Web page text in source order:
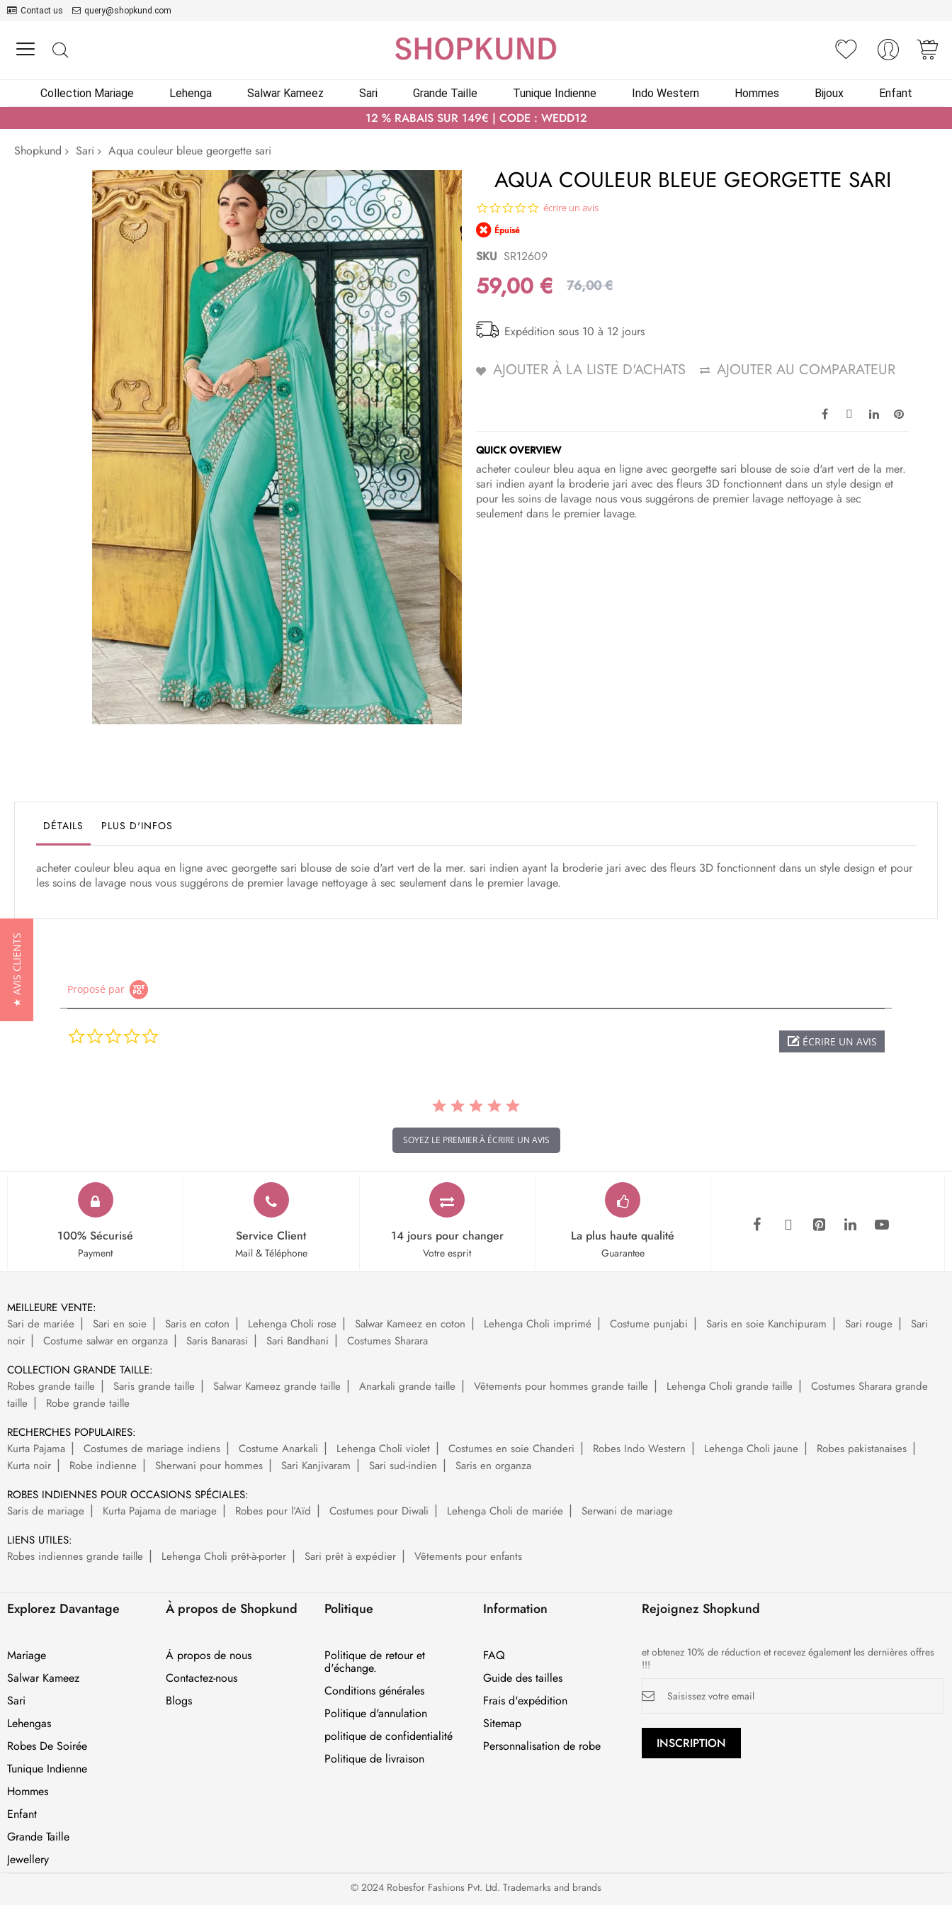
Contact us query@shopkund.com
Collection Mariage Lehenga Salwar Kameez Sari Grande Taille Tunique Indienne Indo Western Hommes Bijoux Enfant
12 % RABAIS SUR 149€ | CODE : WEDD12
Shopkund
Sari
Aqua couleur bleue georgette sari
la
Galerie
d’images
AQUA COULEUR BLEUE GEORGETTE SARI
0.0
écrire un avis
Épuisé
SKU SR12609
59,00 € 76,00 €
Expédition sous 10 à 12 jours
AJOUTER À LA LISTE D'ACHATS AJOUTER AU COMPARATEUR
QUICK OVERVIEW
acheter couleur bleu aqua en ligne avec georgette sari blouse de soie d'art vert de la mer.
sari indien ayant la broderie jari avec des fleurs 3D fonctionnent dans un style design et
pour les soins de lavage nous vous suggérons de premier lavage nettoyage à sec
seulement dans le premier lavage.
DÉTAILS PLUS D'INFOS
acheter couleur bleu aqua en ligne avec georgette sari blouse de soie d'art vert de la mer. sari indien ayant la broderie jari avec des fleurs 3D fonctionnent dans un style design et pour
les soins de lavage nous vous suggérons de premier lavage nettoyage à sec seulement dans le premier lavage.
Proposé par
ÉCRIRE UN AVIS
SOYEZ LE PREMIER À ÉCRIRE UN AVIS
100% Sécurisé
Payment
Service Client
Mail & Téléphone
14 jours pour changer
Votre esprit
La plus haute qualité
Guarantee
MEILLEURE VENTE:
Sari de mariée
Sari en soie Saris en coton Lehenga Choli rose Salwar Kameez en coton Lehenga Choli imprimé Costume punjabi Saris en soie Kanchipuram Sari rouge
Sari
noir
Costume salwar en organza Saris Banarasi Sari Bandhani
Costumes Sharara
COLLECTION GRANDE TAILLE:
Robes grande taille
Saris grande taille Salwar Kameez grande taille Anarkali grande taille Vêtements pour hommes grande taille Lehenga Choli grande taille
Costumes Sharara grande
taille
Robe grande taille
RECHERCHES POPULAIRES:
Kurta Pajama
Costumes de mariage indiens Costume Anarkali Lehenga Choli violet Costumes en soie Chanderi Robes Indo Western Lehenga Choli jaune
Robes pakistanaises
Kurta noir
Robe indienne Sherwani pour hommes Sari Kanjivaram Sari sud-indien
Saris en organza
ROBES INDIENNES POUR OCCASIONS SPÉCIALES:
Saris de mariage
Kurta Pajama de mariage Robes pour l’Aïd Costumes pour Diwali Lehenga Choli de mariée
Serwani de mariage
LIENS UTILES:
Robes indiennes grande taille
Lehenga Choli prêt-à-porter Sari prêt à expédier Vêtements pour enfants
Explorez Davantage
Mariage
Salwar Kameez
Sari
Lehengas
Robes De Soirée
Tunique Indienne
Hommes
Enfant
Grande Taille
Jewellery
À propos de Shopkund
À propos de nous
Contactez-nous
Blogs
Politique
Politique de retour et
d'échange.
Conditions générales
Politique d'annulation
politique de confidentialité
Politique de livraison
Information
FAQ
Guide des tailles
Frais d'expédition
Sitemap
Personnalisation de robe
Rejoignez Shopkund
et obtenez 10% de réduction et recevez également les dernières offres
!!!
à
:
INSCRIPTION
© 2024 Robesfor Fashions Pvt. Ltd. Trademarks and brands
★ AVIS CLIENTS